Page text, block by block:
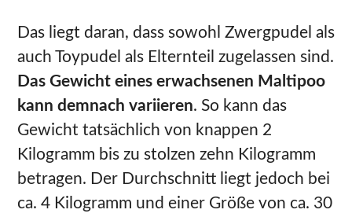
Das liegt daran, dass sowohl Zwergpudel als
auch Toypudel als Elternteil zugelassen sind.
Das Gewicht eines erwachsenen Maltipoo
kann demnach variieren. So kann das
Gewicht tatsächlich von knappen 2
Kilogramm bis zu stolzen zehn Kilogramm
betragen. Der Durchschnitt liegt jedoch bei
ca. 4 Kilogramm und einer Größe von ca. 30